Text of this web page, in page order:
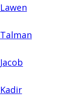
Lawen
Talman
Jacob
Kadir